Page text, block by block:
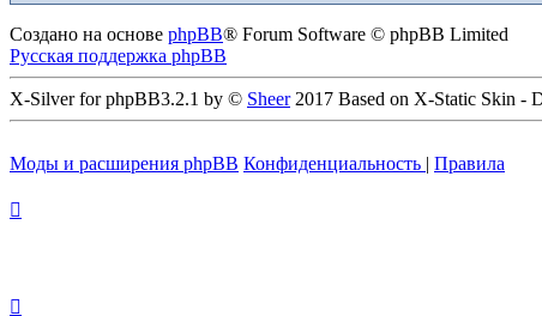
Создано на основе phpBB® Forum Software © phpBB Limited
Русская поддержка phpBB
X-Silver for phpBB3.2.1 by © Sheer2017 Based on X-Static Skin -
Моды и расширения phpBB Конфиденциальность | Правила